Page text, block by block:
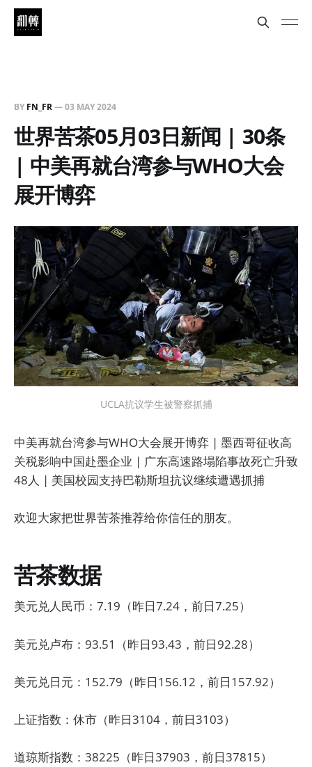
BY FN_FR—03 MAY 2024
世界苦茶05月03日新闻 | 30条
| 中美再就台湾参与WHO大会
展开博弈
UCLA抗议学生被警察抓捕
中美再就台湾参与WHO大会展开博弈 | 墨西哥征收高
关税影响中国赴墨企业 | 广东高速路塌陷事故死亡升致
48人 | 美国校园支持巴勒斯坦抗议继续遭遇抓捕
欢迎大家把世界苦茶推荐给你信任的朋友。
苦茶数据
美元兑人民币：7.19（昨日7.24，前日7.25）
美元兑卢布：93.51（昨日93.43，前日92.28）
美元兑日元：152.79（昨日156.12，前日157.92）
上证指数：休市（昨日3104，前日3103）
道琼斯指数：38225（昨日37903，前日37815）